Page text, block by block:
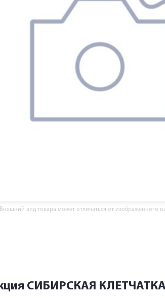
Внешний вид товара может отличаться от изображённого
СИБИРСКАЯ